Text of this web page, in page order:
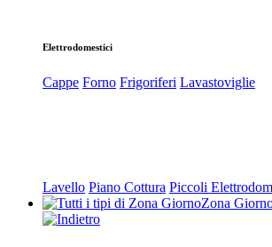
Elettrodomestici
Cappe Forno Frigoriferi Lavastoviglie
Lavello Piano Cottura Piccoli
Zona